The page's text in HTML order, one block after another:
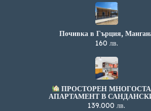
Почивка в Гърция,
160 лв.
ПРОСТОРЕН
АПАРТАМЕНТ В
139.000 лв.